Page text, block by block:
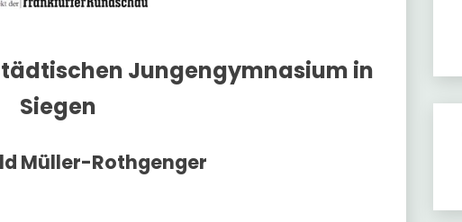
Jungengymnasium in
Siegen
Müller-Rothgenger